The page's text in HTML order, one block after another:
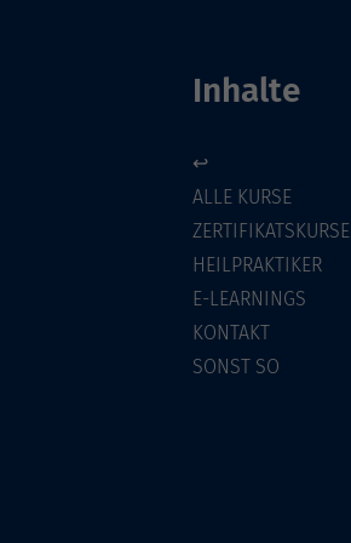
Inhalte
↩
ALLE KURSE
ZERTIFIKATSKURSE
HEILPRAKTIKER
E-LEARNINGS
KONTAKT
SONST SO